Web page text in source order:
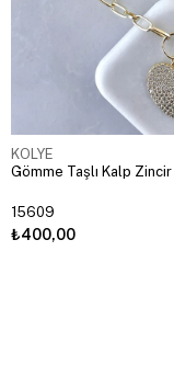
KOLYE
Gömme Taşlı Kalp
15609
₺400,00